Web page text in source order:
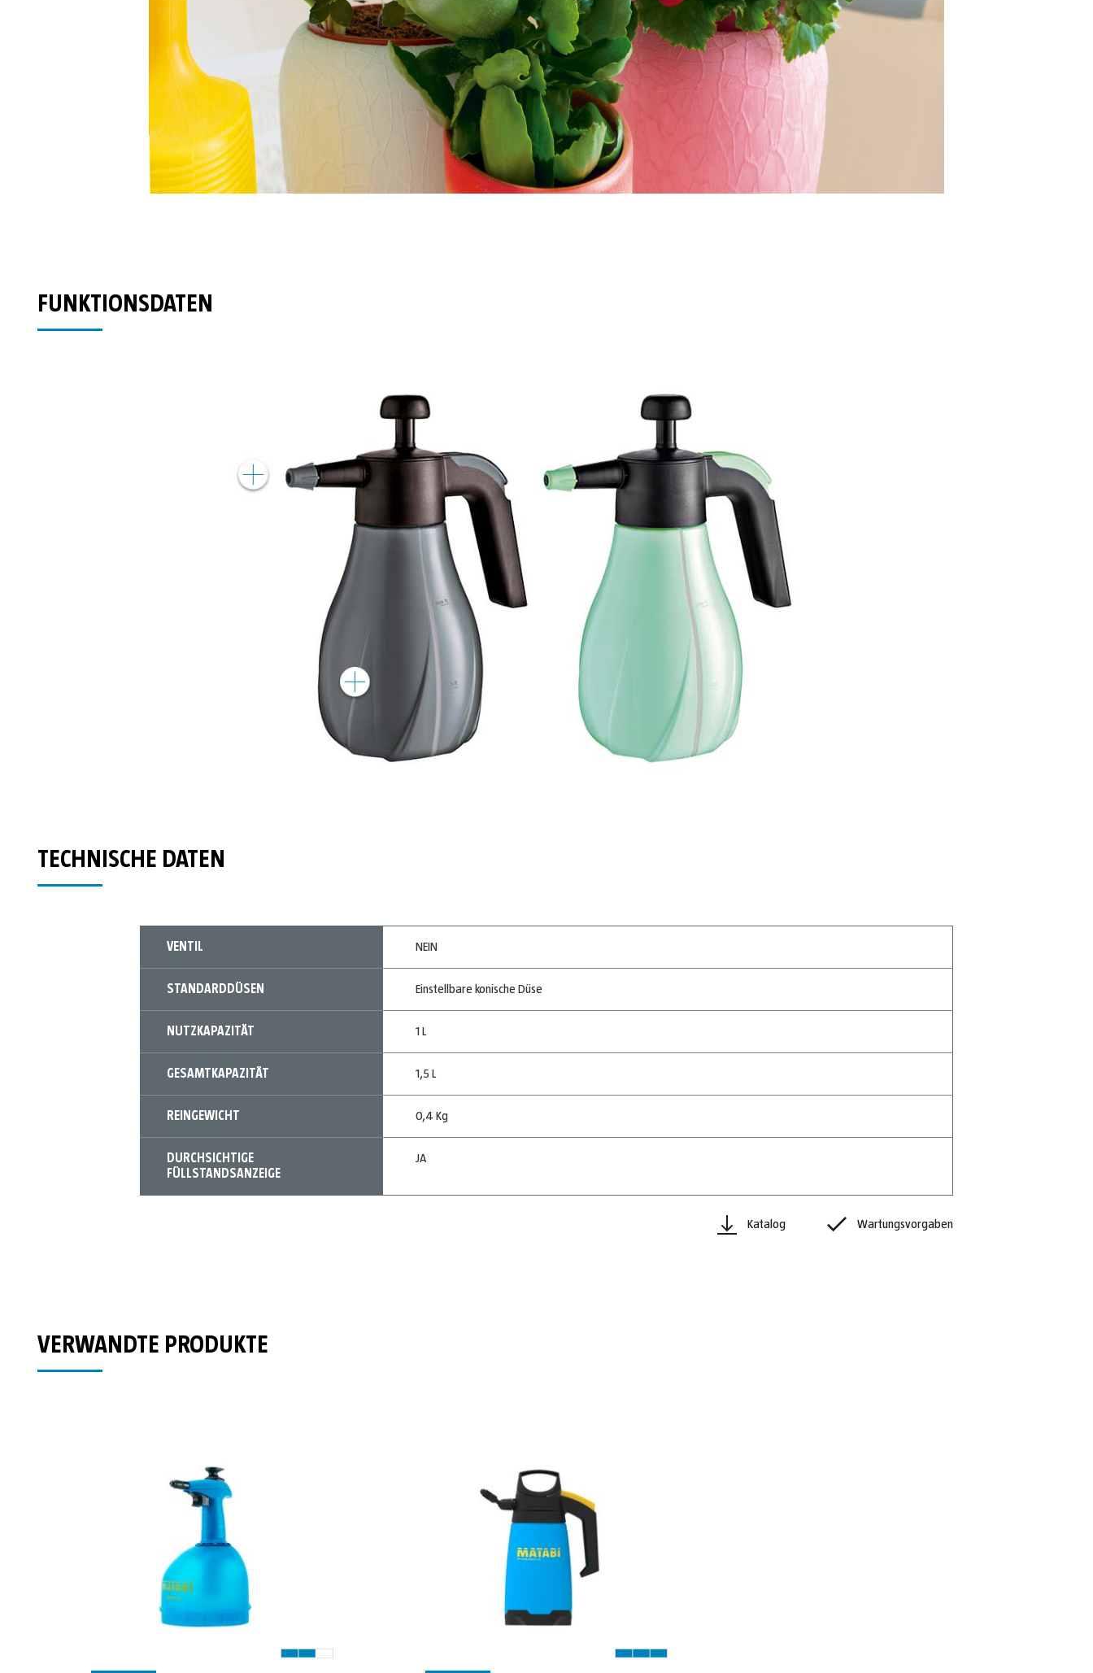
FUNKTIONSDATEN
TECHNISCHE DATEN
VENTIL NEIN
STANDARDDÜSEN Einstellbare konische Düse
NUTZKAPAZITÄT 1 L
GESAMTKAPAZITÄT 1,5 L
REINGEWICHT 0,4 Kg
DURCHSICHTIGE
FÜLLSTANDSANZEIGE
JA
Katalog Wartungsvorgaben
VERWANDTE PRODUKTE